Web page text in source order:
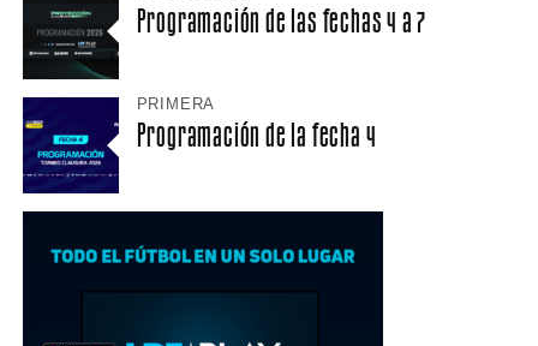
Programación de las fechas 4 a 7
PRIMERA
Programación de la fecha 4